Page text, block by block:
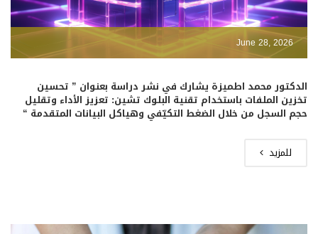
June 28, 2026
الدكتور محمد اطميزة يشارك في نشر دراسة بعنوان ” تحسين
تخزين الملفات باستخدام تقنية البلوك تشين: تعزيز الأداء وتقليل
حجم السجل من خلال الضغط التكيّفي وهياكل البيانات المتقدمة “
للمزيد